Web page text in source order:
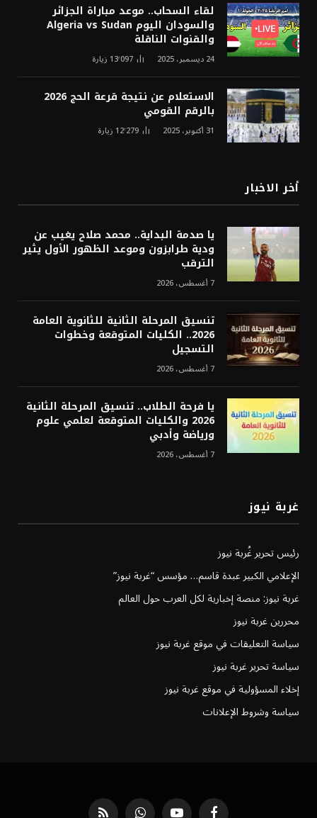
لقاء السحاب.. موعد مباراة الجزائر
والسودان اليوم Algeria vs Sudan
والقنوات الناقلة
24 ديسمبر، 2025 13٬097 زيارة
الاستعلام عن نتيجة قرعة الحج 2026
بالرقم القومي
31 أكتوبر، 2025 12٬279 زيارة
أخر الاخبار
يا صدمة البداية.. محمد صلاح يغيب عن
ودية طرابزون وموعد الظهور الأول يثير
الترقب
7 أغسطس، 2026
تنسيق المرحلة الثانية للثانوية العامة
2026.. الكليات المتوقعة وخطوات
التسجيل
7 أغسطس، 2026
يا فرحة الطلاب.. تنسيق المرحلة الثانية
2026 والكليات المتوقعة لعلمي علوم
ورياضة وأدبي
7 أغسطس، 2026
غربة نيوز
رئيس تحرير غُربة نيوز
الإعلامي الكبير عبدة قاسم… مؤسس “غربة نيوز”
غربة نيوز: منصة إخبارية لكل العرب حول العالم
محررين غربة نيوز
سياسة التعليقات في موقع غربة نيوز
سياسة تحرير غربة نيوز
إخلاء المسؤولية في موقع غربة نيوز
سياسة وشروط الإعلانات